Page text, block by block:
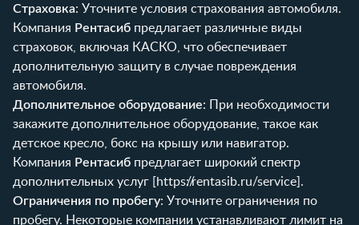
Страховка: Уточните условия страхования автомобиля.
Компания Рентасиб предлагает различные виды
страховок, включая КАСКО, что обеспечивает
дополнительную защиту в случае повреждения
автомобиля.
Дополнительное оборудование: При необходимости
закажите дополнительное оборудование, такое как
детское кресло, бокс на крышу или навигатор.
Компания Рентасиб предлагает широкий спектр
дополнительных услуг [
https://rentasib.ru/service ].
Ограничения по пробегу: Уточните ограничения по
пробегу. Некоторые компании устанавливают лимит на